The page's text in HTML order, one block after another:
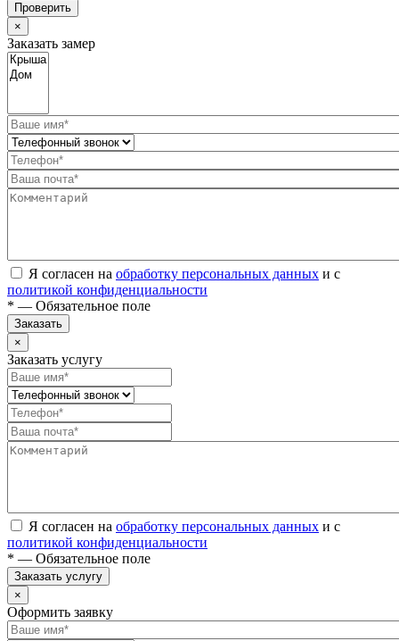
Проверить
×
Заказать замер
Я согласен на обработку персональных данных и с
политикой конфиденциальности
* — Обязательное поле
Заказать
×
Заказать услугу
Я согласен на обработку персональных данных и с
политикой конфиденциальности
* — Обязательное поле
Заказать услугу
×
Оформить заявку